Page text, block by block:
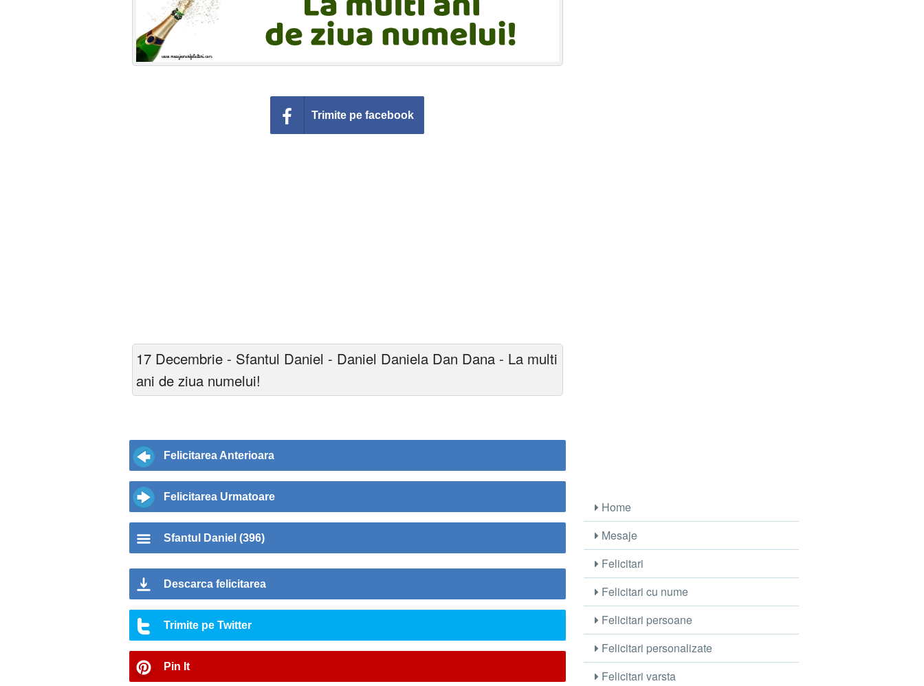
Trimite pe facebook
17 Decembrie - Sfantul Daniel - Daniel Daniela Dan Dana - La multi
ani de ziua numelui!
Felicitarea Anterioara
Felicitarea Urmatoare
Sfantul Daniel (396)
Descarca felicitarea
Trimite pe Twitter
Pin It
Home
Mesaje
Felicitari
Felicitari cu nume
Felicitari persoane
Felicitari personalizate
Felicitari varsta